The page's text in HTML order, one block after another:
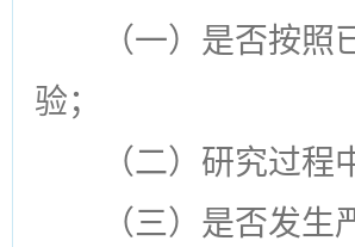
（一）是否按
验；
（二）研究过
（三）是否发